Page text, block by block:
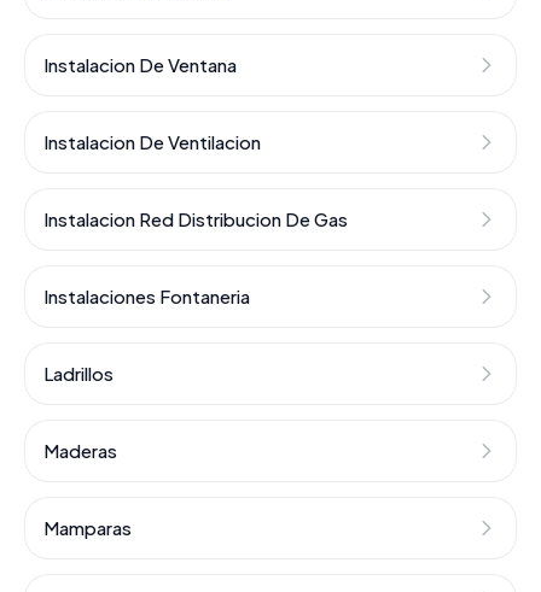
Instalacion De Ventana
Instalacion De Ventilacion
Instalacion Red Distribucion De Gas
Instalaciones Fontaneria
Ladrillos
Maderas
Mamparas